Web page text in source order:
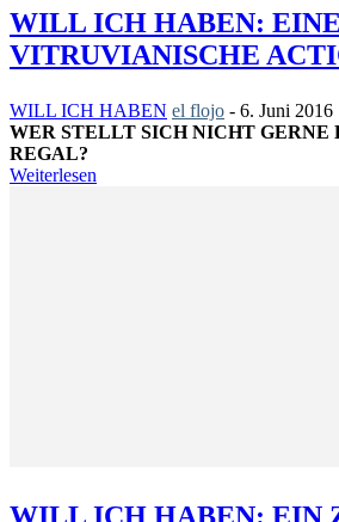
WILL ICH HABEN: EINE
VITRUVIANISCHE
WILL ICH HABEN el flojo - 6. Juni 2016
WER STELLT SICH NICHT GERNE
REGAL?
Weiterlesen